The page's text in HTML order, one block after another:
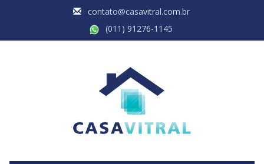
contato@casavitral.com.br
(011) 91276-1145